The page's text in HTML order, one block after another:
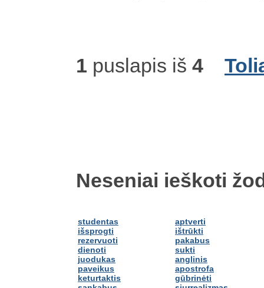
1 puslapis iš 4
Neseniai ieškoti
studentas
išsprogti
rezervuoti
dienoti
juodukas
paveikus
keturtaktis
aptverti
ištrūkti
pakabus
sukti
anglinis
apostrofa
gūbrinėti